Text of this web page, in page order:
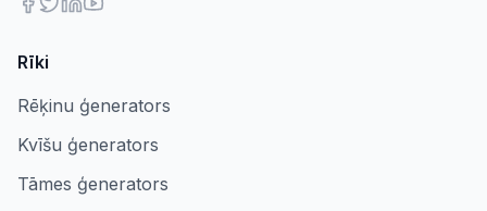
Rīki
Rēķinu ģenerators
Kvīšu ģenerators
Tāmes ģenerators